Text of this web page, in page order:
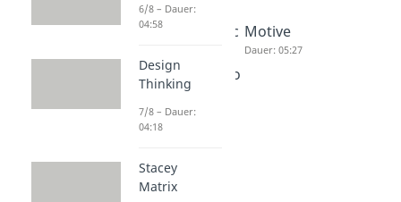
Extrinsisc
Motivatio
Dauer: 02:43
Intrinsisc
Motivatio
n
Dauer: 02:36
Motive
Dauer: 05:27
6/8 – Dauer:
04:58
Design
Thinking
7/8 – Dauer:
04:18
Stacey
Matrix